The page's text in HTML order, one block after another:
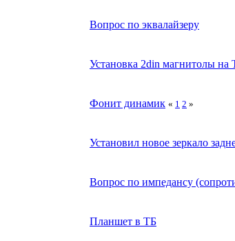
Вопрос по эквалайзеру
Установка 2din магнитолы на
Фонит динамик « 1 2 »
Установил новое зеркало
Вопрос по импедансу
Планшет в ТБ